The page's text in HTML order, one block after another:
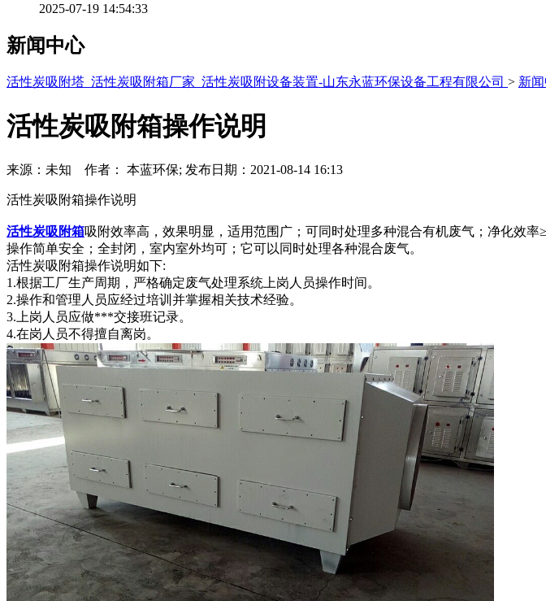
2025-07-19 14:54:33
新闻中心
活性炭吸附塔_活性炭吸附箱厂家_活性炭吸附设备装置-山东永蓝环保设备工程有限公司 > 新
活性炭吸附箱操作说明
来源：未知 作者： 本蓝环保; 发布日期：2021-08-14 16:13
活性炭吸附箱操作说明
活性炭吸附箱吸附效率高，效果明显，适用范围广；可同时处理多种混合有机废气；净化效
操作简单安全；全封闭，室内室外均可；它可以同时处理各种混合废气。
活性炭吸附箱操作说明如下:
1.根据工厂生产周期，严格确定废气处理系统上岗人员操作时间。
2.操作和管理人员应经过培训并掌握相关技术经验。
3.上岗人员应做***交接班记录。
4.在岗人员不得擅自离岗。